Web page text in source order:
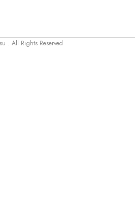
. All Rights Reserved